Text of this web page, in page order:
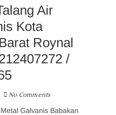
Air
Kota
Roynal
/
No Comments
Galvanis Babakan